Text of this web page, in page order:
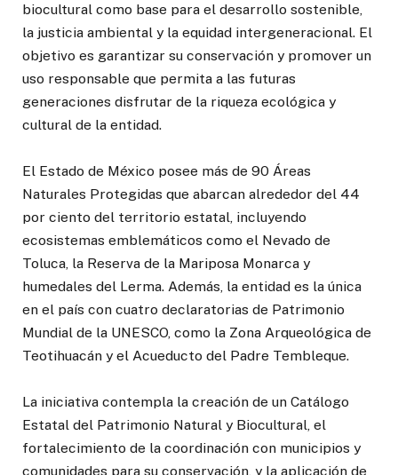
biocultural como base para el desarrollo sostenible,
la justicia ambiental y la equidad intergeneracional. El
objetivo es garantizar su conservación y promover un
uso responsable que permita a las futuras
generaciones disfrutar de la riqueza ecológica y
cultural de la entidad.
El Estado de México posee más de 90 Áreas
Naturales Protegidas que abarcan alrededor del 44
por ciento del territorio estatal, incluyendo
ecosistemas emblemáticos como el Nevado de
Toluca, la Reserva de la Mariposa Monarca y
humedales del Lerma. Además, la entidad es la única
en el país con cuatro declaratorias de Patrimonio
Mundial de la UNESCO, como la Zona Arqueológica de
Teotihuacán y el Acueducto del Padre Tembleque.
La iniciativa contempla la creación de un Catálogo
Estatal del Patrimonio Natural y Biocultural, el
fortalecimiento de la coordinación con municipios y
comunidades para su conservación, y la aplicación de